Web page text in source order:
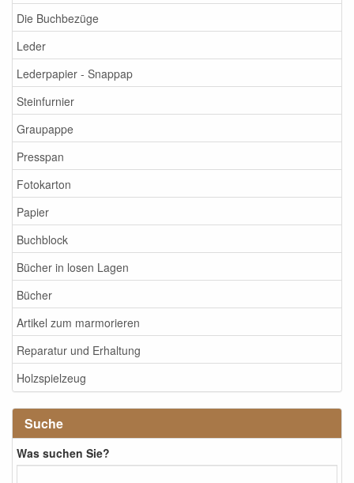
Die Buchbezüge
Leder
Lederpapier - Snappap
Steinfurnier
Graupappe
Presspan
Fotokarton
Papier
Buchblock
Bücher in losen Lagen
Bücher
Artikel zum marmorieren
Reparatur und Erhaltung
Holzspielzeug
Suche
Was suchen Sie?